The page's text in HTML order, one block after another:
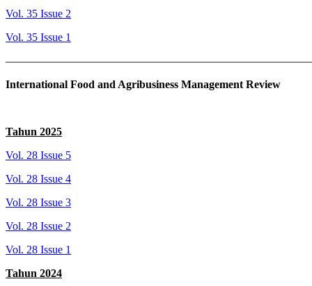
Vol. 35 Issue 2
Vol. 35 Issue 1
International Food and Agribusiness Management Review
Tahun 2025
Vol. 28 Issue 5
Vol. 28 Issue 4
Vol. 28 Issue 3
Vol. 28 Issue 2
Vol. 28 Issue 1
Tahun 2024